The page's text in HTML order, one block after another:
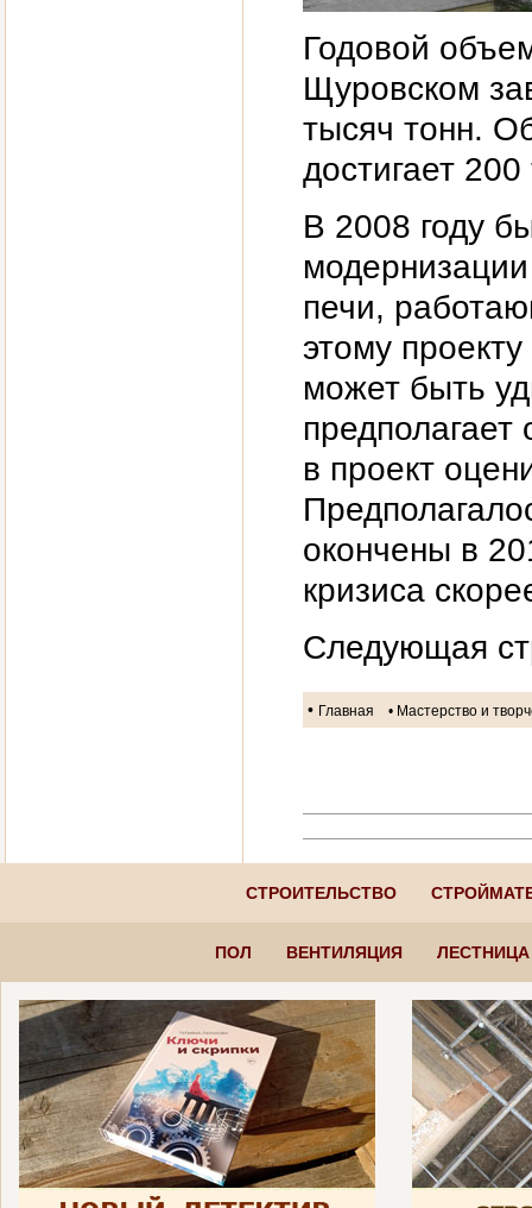
Годовой
Щуровском
тысяч тонн.
достигает
В 2008 году
печи,
этому
может быть
предполагает
в проект
окончены в
кризиса
Следующая
• Главная • Мастерство и
СТРОИТЕЛЬСТВО
ПОЛ ВЕНТИЛЯЦИЯ ЛЕСТНИЦА